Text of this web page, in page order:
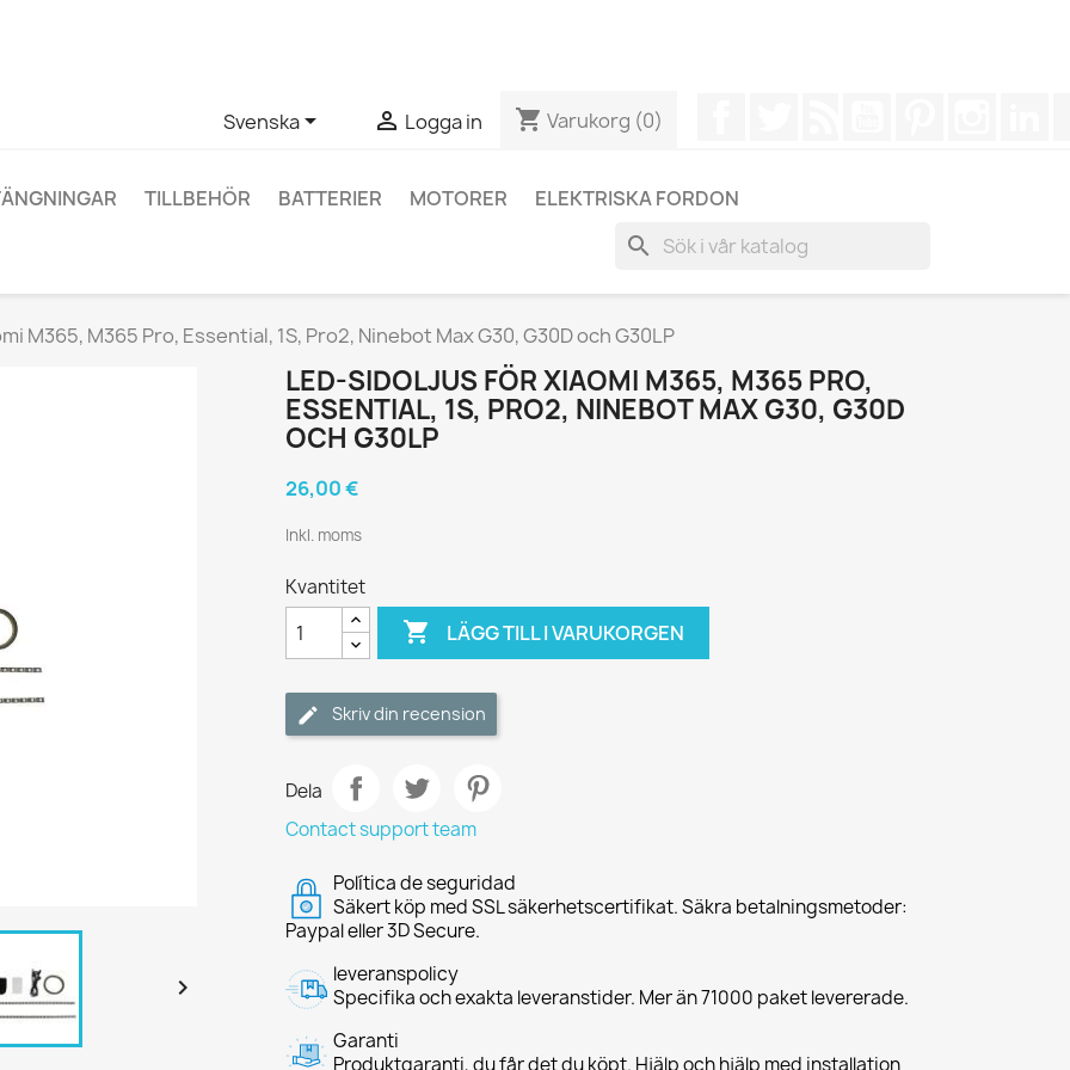
Svenska  Logga in shopping_cart Varukorg (0)
TILLBEHÖR BATTERIER MOTORER ELEKTRISKA FORDON
search
M365, M365 Pro, Essential, 1S, Pro2, Ninebot Max G30, G30D och G30LP

LED-SIDOLJUS FÖR XIAOMI M365, M365 PRO,
ESSENTIAL, 1S, PRO2, NINEBOT MAX G30, G30D
OCH G30LP
26,00 €
Inkl. moms
Kvantitet
 LÄGG TILL I VARUKORGEN
Skriv din recension
Dela
Contact support team
Política de seguridad
Säkert köp med SSL säkerhetscertifikat. Säkra betalningsmetoder:
Paypal eller 3D Secure.
leveranspolicy
Specifika och exakta leveranstider. Mer än 71000 paket levererade.
Garanti
Produktgaranti, du får det du köpt. Hjälp och hjälp med installation